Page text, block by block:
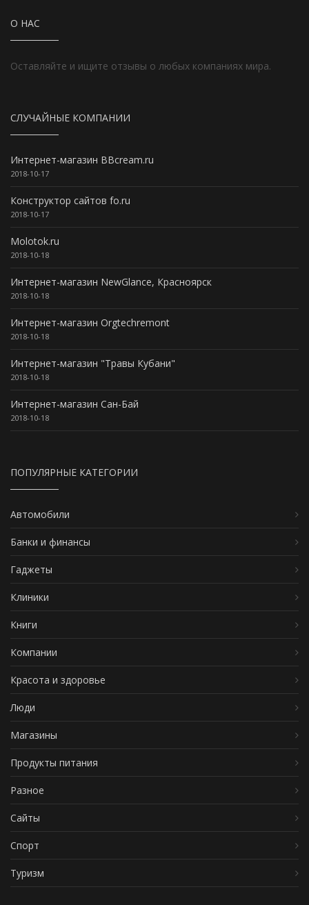
О НАС
Оставляйте и ищите отзывы о любых компаниях мира.
СЛУЧАЙНЫЕ КОМПАНИИ
Интернет-магазин BBcream.ru
2018-10-17
Конструктор сайтов fo.ru
2018-10-17
Molotok.ru
2018-10-18
Интернет-магазин NewGlance, Красноярск
2018-10-18
Интернет-магазин Orgtechremont
2018-10-18
Интернет-магазин "Травы Кубани"
2018-10-18
Интернет-магазин Сан-Бай
2018-10-18
ПОПУЛЯРНЫЕ КАТЕГОРИИ
Автомобили
Банки и финансы
Гаджеты
Клиники
Книги
Компании
Красота и здоровье
Люди
Магазины
Продукты питания
Разное
Сайты
Спорт
Туризм